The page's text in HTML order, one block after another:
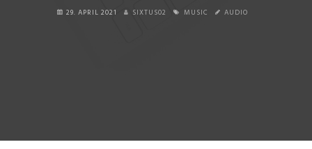
29. APRIL 2021 SIXTUS02 MUSIC AUDIO